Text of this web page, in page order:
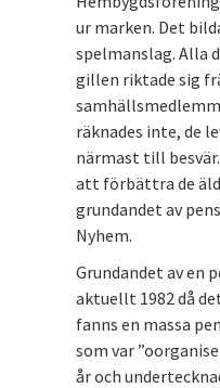
ur marken. Det
spelmanslag. Alla
gillen riktade sig
räknades inte, de
närmast till
att förbättra de
grundandet av
Nyhem.
Grundandet av en
aktuellt 1982 då
fanns en massa
som var
år och